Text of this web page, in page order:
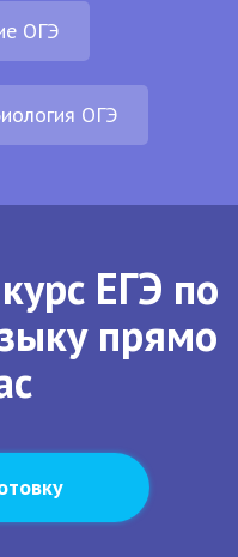
ОГЭ
ОГЭ
ЕГЭ по
прямо